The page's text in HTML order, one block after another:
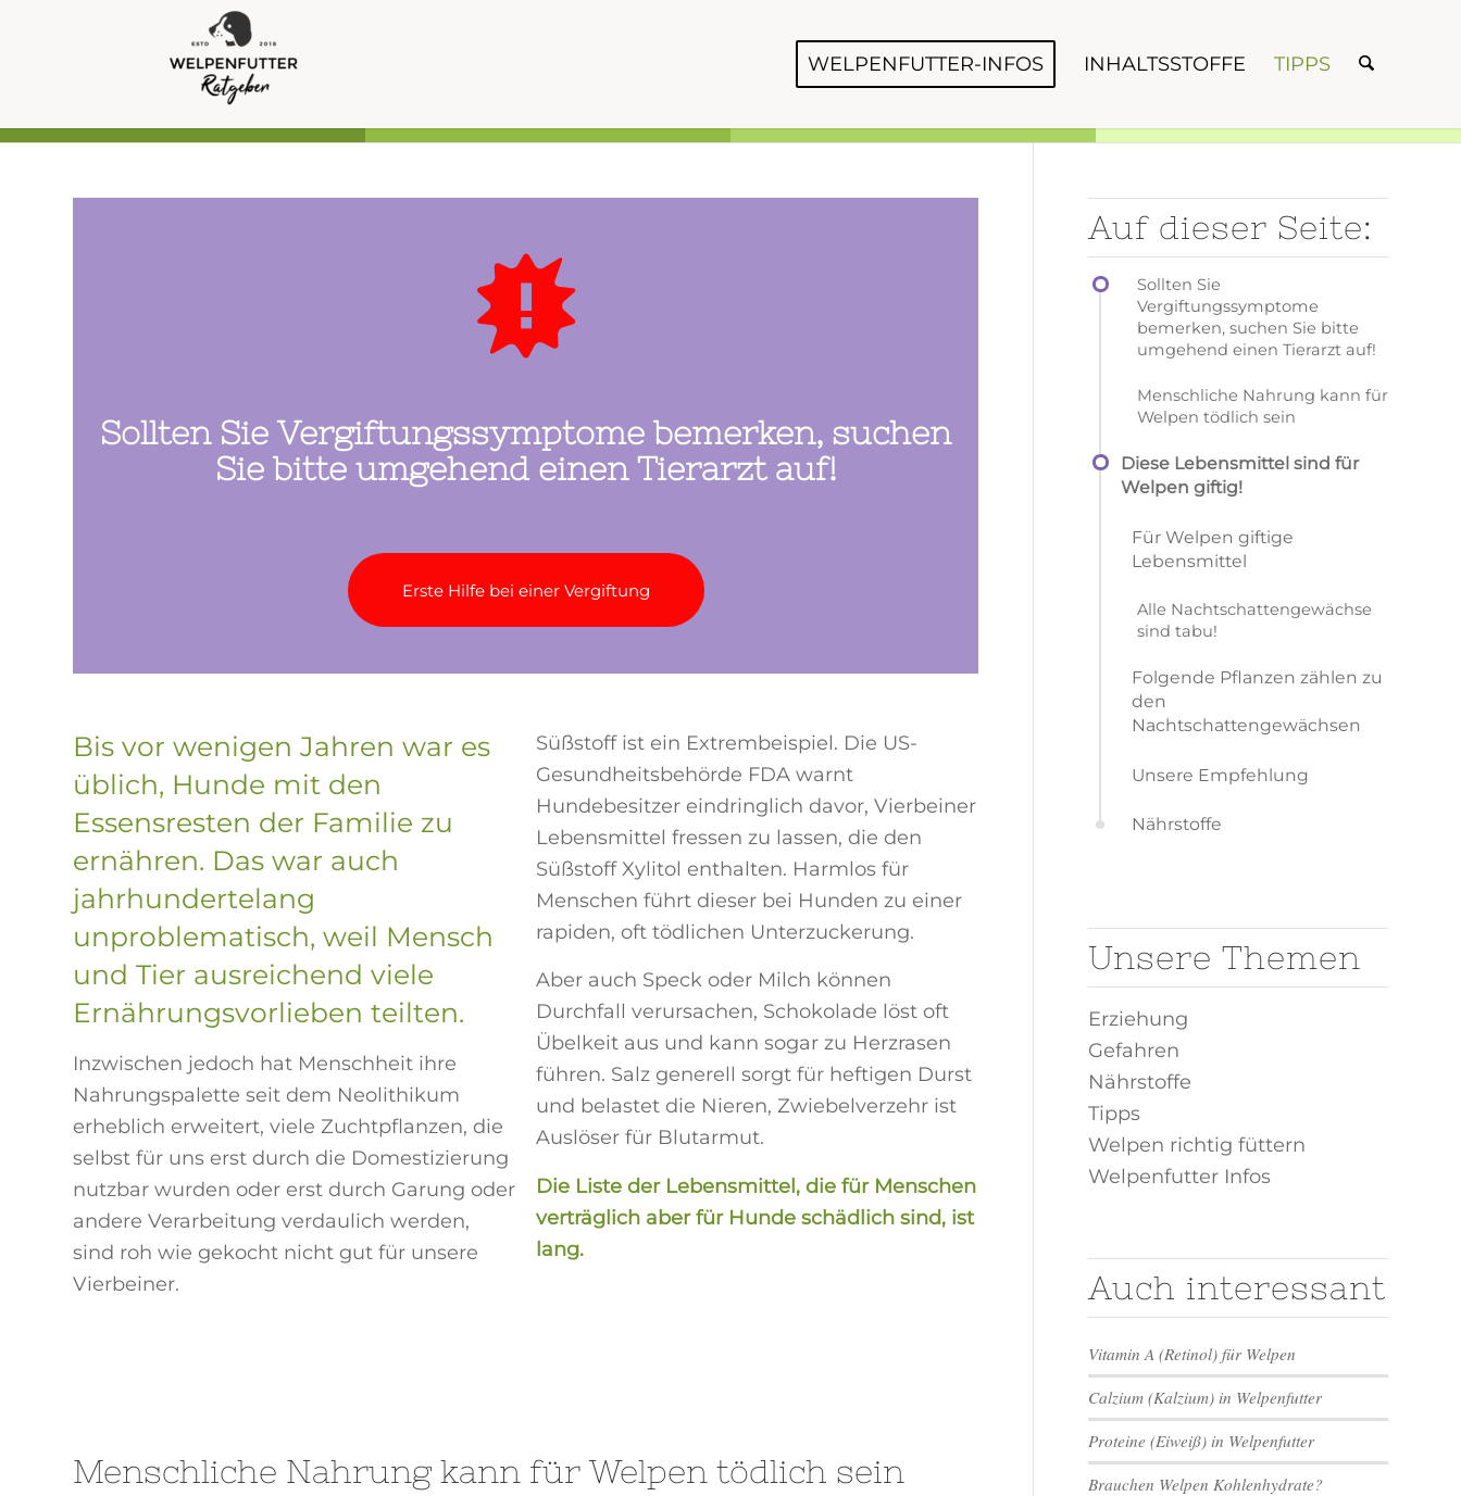
WELPENFUTTER-INFOS INHALTSSTOFFE TIPPS
Sollten Sie Vergiftungssymptome bemerken, suchen
Sie bitte umgehend einen Tierarzt auf!
Erste Hilfe bei einer Vergiftung
Bis vor wenigen Jahren war es
üblich, Hunde mit den
Essensresten der Familie zu
ernähren. Das war auch
jahrhundertelang
unproblematisch, weil Mensch
und Tier ausreichend viele
Ernährungsvorlieben teilten.
Inzwischen jedoch hat Menschheit ihre
Nahrungspalette seit dem Neolithikum
erheblich erweitert, viele Zuchtpflanzen, die
selbst für uns erst durch die Domestizierung
nutzbar wurden oder erst durch Garung oder
andere Verarbeitung verdaulich werden,
sind roh wie gekocht nicht gut für unsere
Vierbeiner.
Süßstoff ist ein Extrembeispiel. Die US-
Gesundheitsbehörde FDA warnt
Hundebesitzer eindringlich davor, Vierbeiner
Lebensmittel fressen zu lassen, die den
Süßstoff Xylitol enthalten. Harmlos für
Menschen führt dieser bei Hunden zu einer
rapiden, oft tödlichen Unterzuckerung.
Aber auch Speck oder Milch können
Durchfall verursachen, Schokolade löst oft
Übelkeit aus und kann sogar zu Herzrasen
führen. Salz generell sorgt für heftigen Durst
und belastet die Nieren, Zwiebelverzehr ist
Auslöser für Blutarmut.
Die Liste der Lebensmittel, die für Menschen
verträglich aber für Hunde schädlich sind, ist
lang.
Menschliche Nahrung kann für Welpen tödlich sein
Auf dieser Seite:
Sollten Sie
Vergiftungssymptome
bemerken, suchen Sie bitte
umgehend einen Tierarzt auf!
Menschliche Nahrung kann für
Welpen tödlich sein
Diese Lebensmittel sind für
Welpen giftig!
Für Welpen giftige
Lebensmittel
Alle Nachtschattengewächse
sind tabu!
Folgende Pflanzen zählen zu
den
Nachtschattengewächsen
Unsere Empfehlung
Nährstoffe
Unsere Themen
Erziehung
Gefahren
Nährstoffe
Tipps
Welpen richtig füttern
Welpenfutter Infos
Auch interessant
Vitamin A (Retinol) für Welpen
Calzium (Kalzium) in Welpenfutter
Proteine (Eiweiß) in Welpenfutter
Brauchen Welpen Kohlenhydrate?